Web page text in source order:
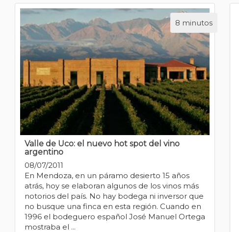
8 minutos
Valle de Uco: el nuevo hot spot del vino
argentino
08/07/2011
En Mendoza, en un páramo desierto 15 años
atrás, hoy se elaboran algunos de los vinos más
notorios del país. No hay bodega ni inversor que
no busque una finca en esta región. Cuando en
1996 el bodeguero español José Manuel Ortega
mostraba el ...